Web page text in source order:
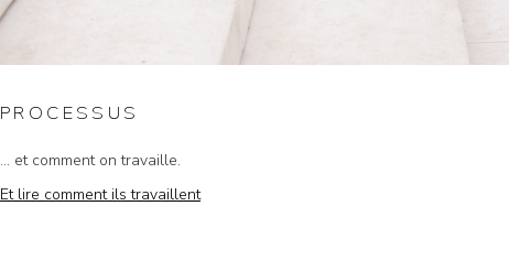
PROCESSUS
... et comment on travaille.
Et lire comment ils travaillent